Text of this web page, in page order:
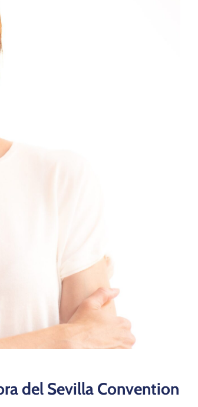
del Sevilla Convention